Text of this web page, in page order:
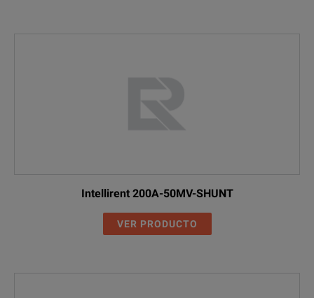
Intellirent 200A-50MV-SHUNT
VER PRODUCTO